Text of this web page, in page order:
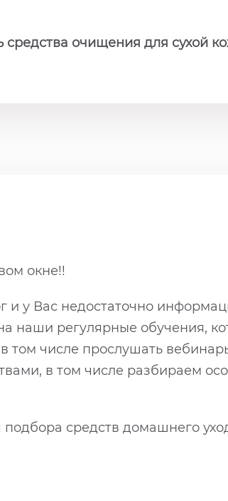
очищения для сухой
окне!!
у Вас недостаточно
наши регулярные обучения,
том числе прослушать
в том числе разбираем
средств домашнего